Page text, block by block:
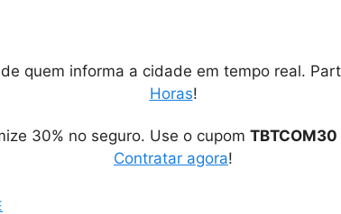
quem informa a cidade em tempo real.
Horas!
30% no seguro. Use o cupom TBTCOM30
Contratar agora!